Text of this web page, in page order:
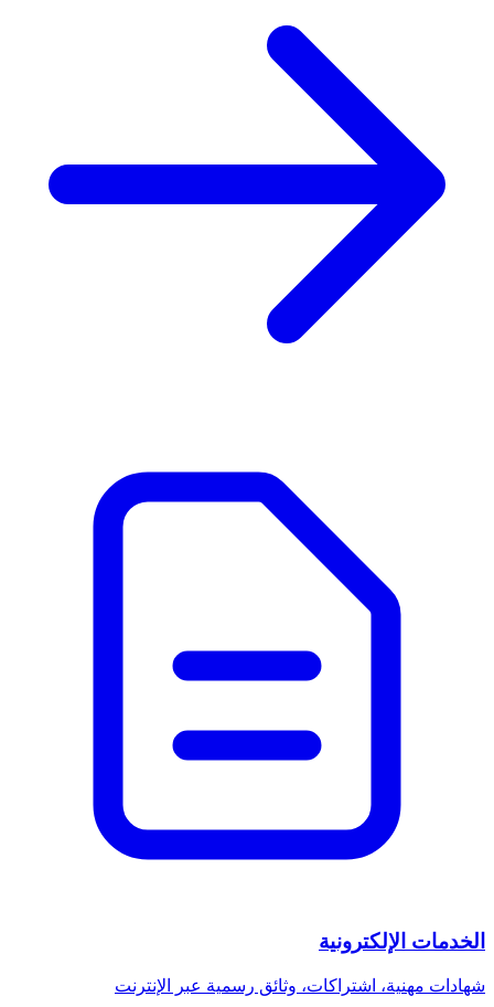
الخدمات الإلكترونية
شهادات مهنية، اشتراكات، وثائق رسمية عبر الإنترنت